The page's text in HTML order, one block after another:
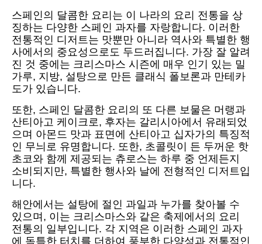
스페인의 달콤한 요리는 이 나라의 요리 전통을 상
징하는 다양한 스페인 과자를 자랑합니다. 이러한
전통적인 디저트는 맛뿐만 아니라 역사와 특별한 행
사에서의 중요성으로도 두드러집니다. 가장 잘 알려
진 것 중에는 크리스마스 시즌에 매우 인기 있는 밀
가루, 지방, 설탕으로 만든 클래식 폴보론과 만테카
도가 있습니다.
또한, 스페인 달콤한 요리의 또 다른 보물은 머랭과
산티아고 케이크로, 후자는 갈리시아에서 유래되었
으며 아몬드 맛과 표면에 산티아고 십자가의 특징적
인 무늬로 유명합니다. 또한, 초콜릿이 든 두꺼운 핫
초코와 함께 제공되는 츄로스는 하루 중 언제든지
소비되지만, 특별한 행사와 날에 전형적인 디저트입
니다.
해안에서는 설탕에 절인 과일과 누가를 찾아볼 수
있으며, 이는 크리스마스와 같은 축제에서의 요리
전통의 일부입니다. 각 지역은 이러한 스페인 과자
에 독특한 터치를 더하여 풍부한 다양성과 전통적인